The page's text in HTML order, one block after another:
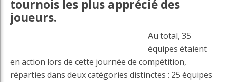
tournois les plus apprécié des
joueurs.
Au total, 35
équipes étaient
en action lors de cette journée de compétition,
réparties dans deux catégories distinctes : 25 équipes